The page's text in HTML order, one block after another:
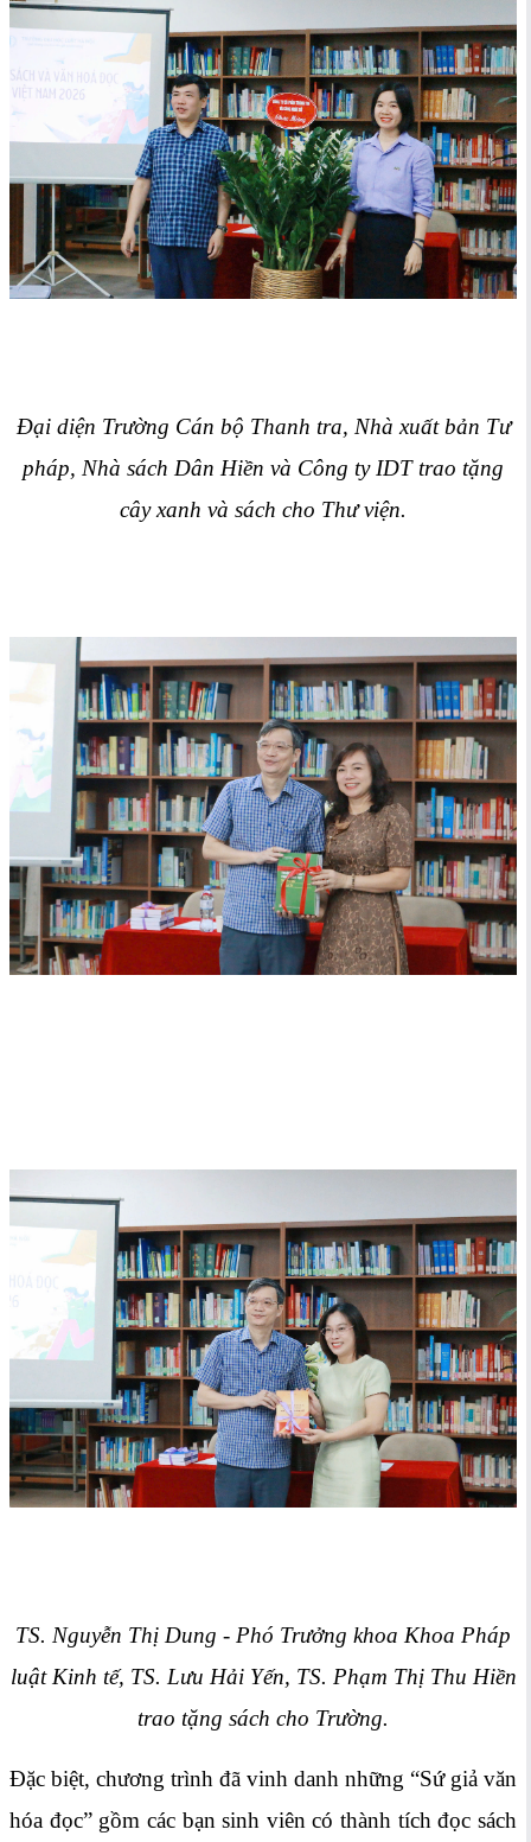
Đại diện Trường Cán bộ Thanh tra, Nhà xuất bản Tư
pháp, Nhà sách Dân Hiền và Công ty IDT trao tặng
cây xanh và sách cho Thư viện.
TS. Nguyễn Thị Dung - Phó Trưởng khoa Khoa Pháp
luật Kinh tế, TS. Lưu Hải Yến, TS. Phạm Thị Thu Hiền
trao tặng sách cho Trường.
Đặc biệt, chương trình đã vinh danh những “Sứ giả văn
hóa đọc” gồm các bạn sinh viên có thành tích đọc sách